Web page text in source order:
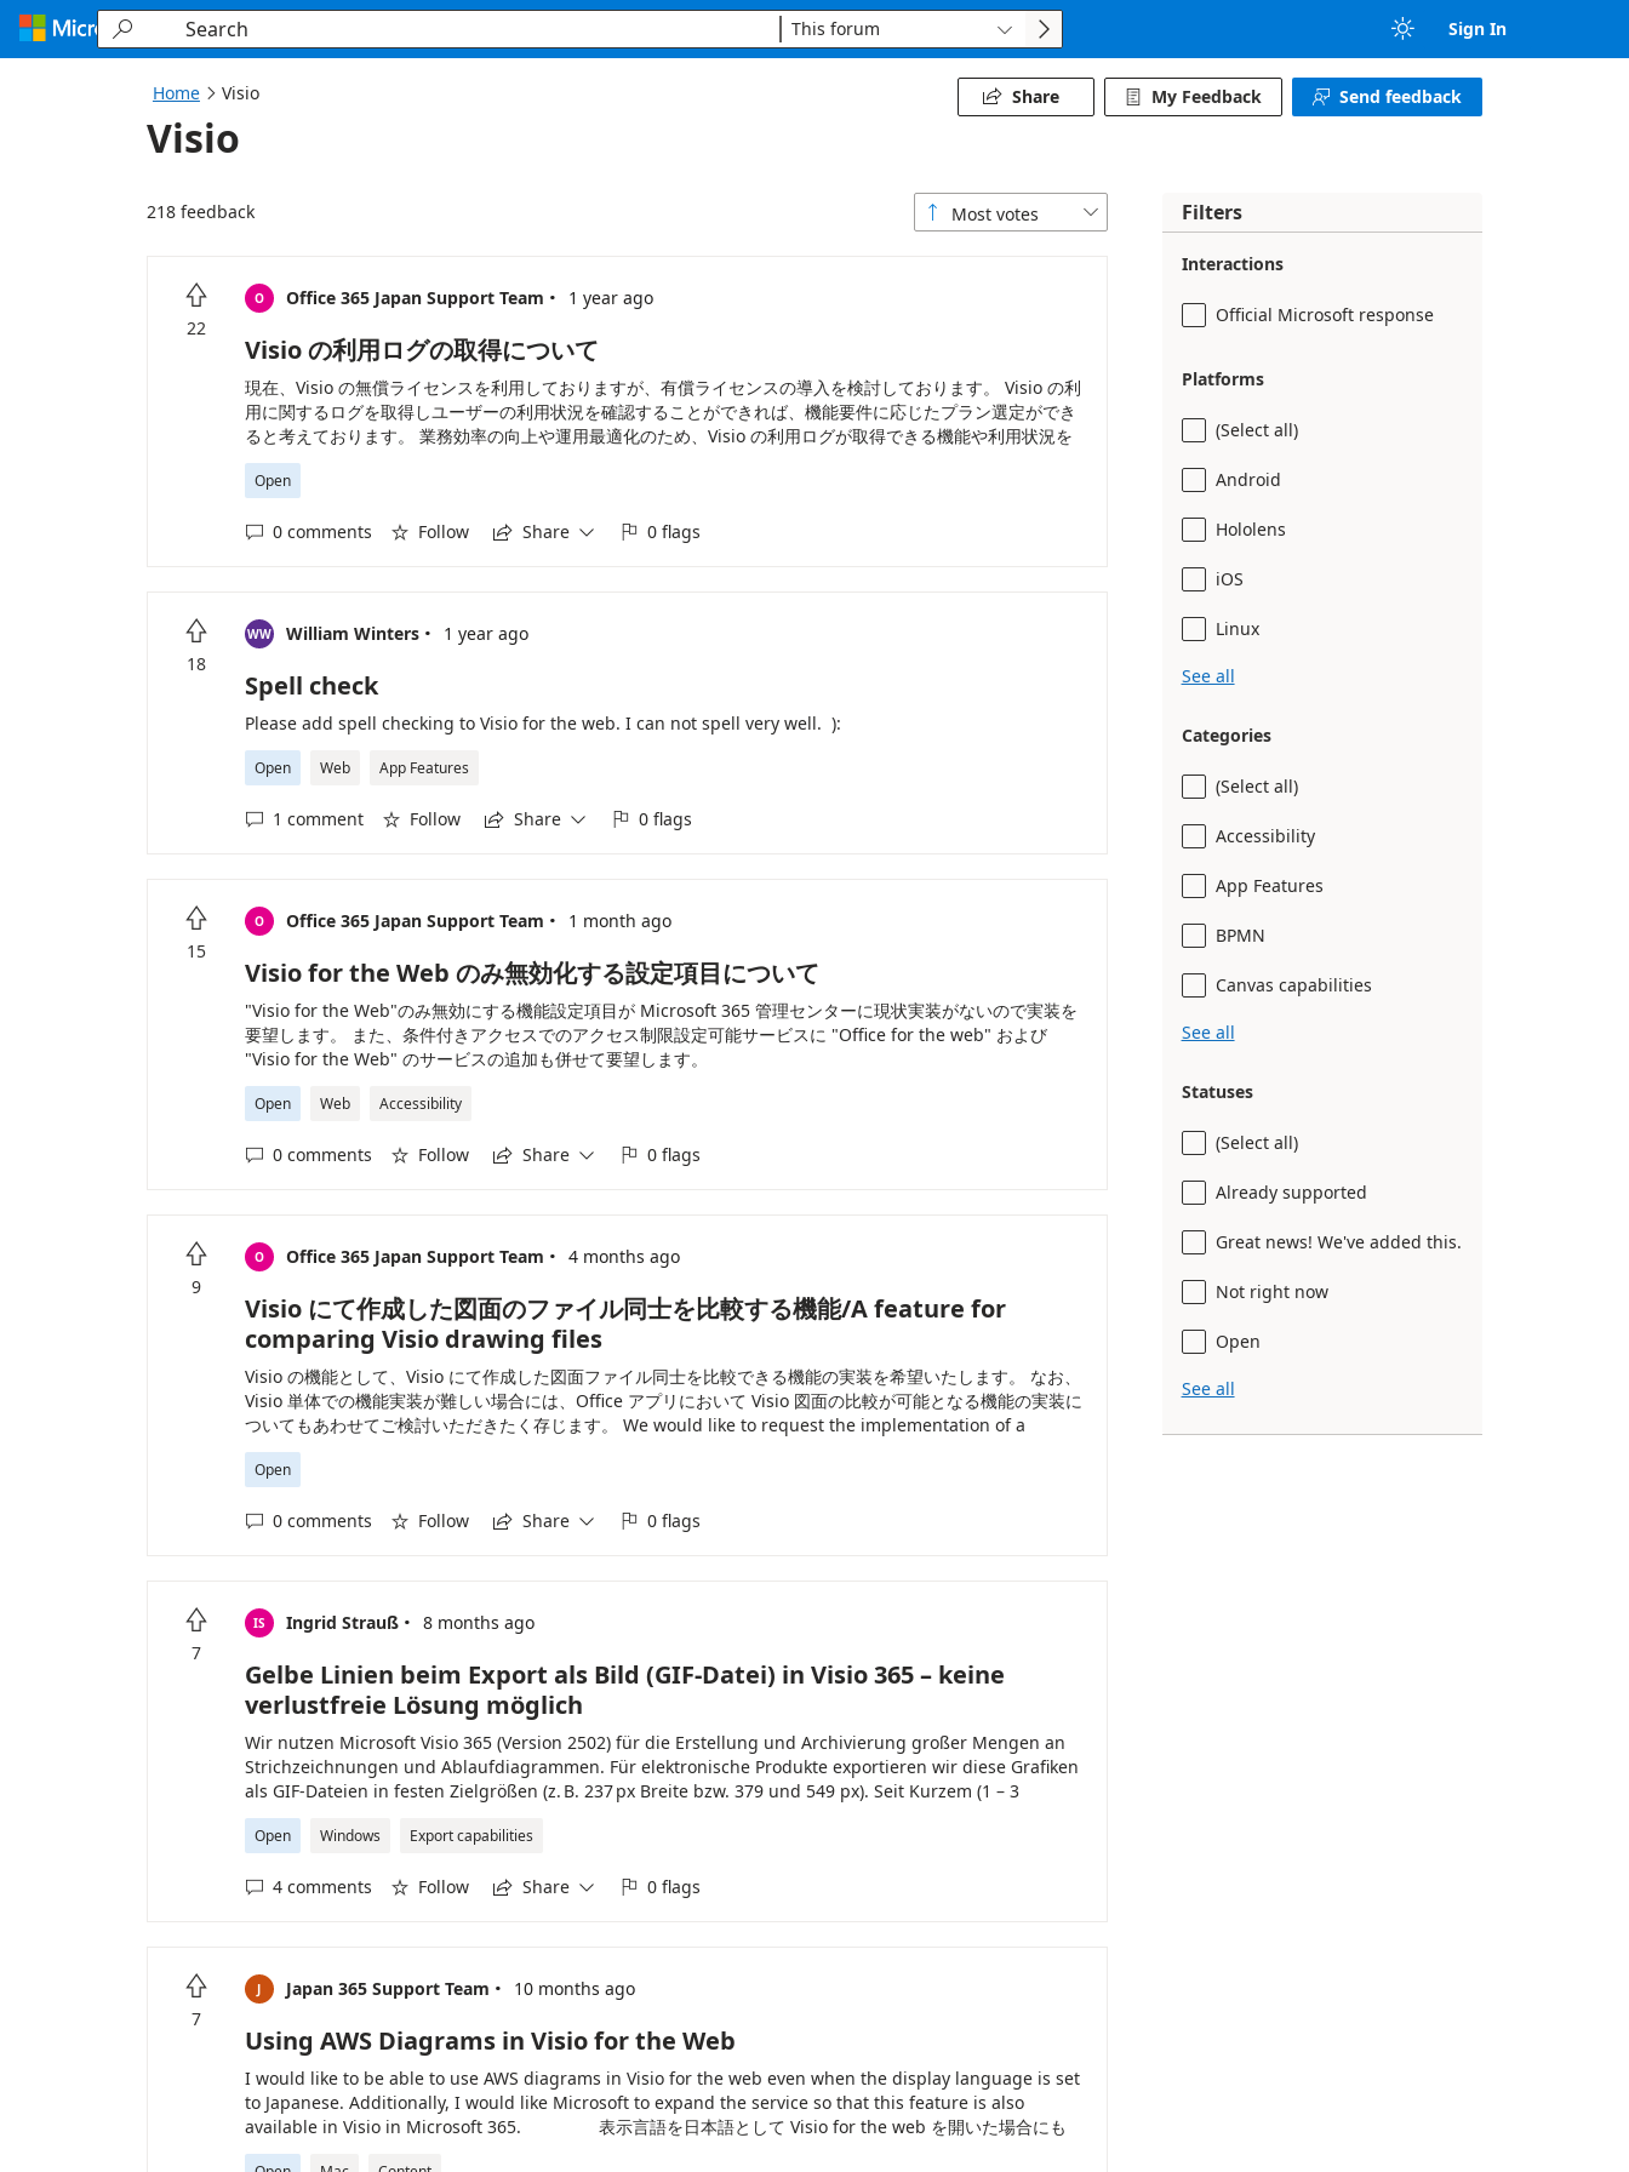
Loading...
 This forum    Sign In
Home  Visio  Share  My Feedback  Send feedback
Visio
218 feedback  Most votes 

22
O Office 365 Japan Support Team · 1 year ago
Visio の利用ログの取得について
現在、Visio の無償ライセンスを利用しておりますが、有償ライセンスの導入を検討しております。 Visio の利
用に関するログを取得しユーザーの利用状況を確認することができれば、機能要件に応じたプラン選定ができ
ると考えております。 業務効率の向上や運用最適化のため、Visio の利用ログが取得できる機能や利用状況を
確認できる機能の実装を希望いたします。
Open
 0 comments  Follow  Share   0 flags

18
WW William Winters · 1 year ago
Spell check
Please add spell checking to Visio for the web. I can not spell very well. ):
Open Web App Features
 1 comment  Follow  Share   0 flags

15
O Office 365 Japan Support Team · 1 month ago
Visio for the Web のみ無効化する設定項目について
"Visio for the Web"のみ無効にする機能設定項目が Microsoft 365 管理センターに現状実装がないので実装を
要望します。 また、条件付きアクセスでのアクセス制限設定可能サービスに "Office for the web" および
"Visio for the Web" のサービスの追加も併せて要望します。
Open Web Accessibility
 0 comments  Follow  Share   0 flags

9
O Office 365 Japan Support Team · 4 months ago
Visio にて作成した図面のファイル同士を比較する機能/A feature for
comparing Visio drawing files
Visio の機能として、Visio にて作成した図面ファイル同士を比較できる機能の実装を希望いたします。 なお、
Visio 単体での機能実装が難しい場合には、Office アプリにおいて Visio 図面の比較が可能となる機能の実装に
ついてもあわせてご検討いただきたく存じます。 We would like to request the implementation of a
feature in Visio that allows users to compare diagram files created in Visio. If implementing this
feature within Visio alone proves difficult, we would also appreciate your consideration of
Open
 0 comments  Follow  Share   0 flags

7
IS Ingrid Strauß · 8 months ago
Gelbe Linien beim Export als Bild (GIF-Datei) in Visio 365 – keine
verlustfreie Lösung möglich
Wir nutzen Microsoft Visio 365 (Version 2502) für die Erstellung und Archivierung großer Mengen an
Strichzeichnungen und Ablaufdiagrammen. Für elektronische Produkte exportieren wir diese Grafiken
als GIF-Dateien in festen Zielgrößen (z. B. 237 px Breite bzw. 379 und 549 px). Seit Kurzem (1 – 3
Monaten) treten beim Export unerwünschte gelbe Streifen am rechten Rand verschiedener Elemente
auf (v.a. bei Rechtecken, diese können auch im Hintergrund liegen). Das Problem betrifft mehrere
bisheriger Workflow: - Diagramme und Bilder werden in Visio mit festen Breiten angelegt (z. B. 80 mm,
Nachbearbeitung. Aktuelles Verhalten: - Gelber Rand (senkrecht) erscheint rechts an Objekten,
obwohl Gelb in unseren Zeichnungen nicht verwendet wird. - Fehler tritt bei vielen, aber nicht allen
Abbildungen auf. Getestete Lösungsansätze (alle unbefriedigend): 1. Linienfarbe auf Weiß setzen →
Entfernt gelbe Linie nur in Einzelfällen und bei Ablaufdiagrammen, zusätzlicher manueller Aufwand.
2. Objekt breiter bzw. an rechten Rand ziehen → Funktioniert manchmal, erfordert Layoutänderungen.
3. Export mit hohem Faktor (z. B. 500 × 500 Pixel „Auflösung“) → Gelber Rand verschwindet, aber Datei
ist viel zu groß (z. B. 984 px statt 237 px breit). Nachträgliche Verkleinerung führt zu Qualitätsverlust: •
Linien werden dünner, Schrift unscharf, Farben können sich verändern. • Uneinheitliches Gesamtbild,
Open Windows Export capabilities
 4 comments  Follow  Share   0 flags

7
J Japan 365 Support Team · 10 months ago
Using AWS Diagrams in Visio for the Web
I would like to be able to use AWS diagrams in Visio for the web even when the display language is set
to Japanese. Additionally, I would like Microsoft to expand the service so that this feature is also
available in Visio in Microsoft 365. 表示言語を日本語として Visio for the web を開いた場合にも
AWS ダイアグラムを利用できるようにしてほしい。 また、Visio in Microsoft 365 上でも当該機能を利用でき
Filters
Interactions
Official Microsoft response
Platforms
(Select all)
Android
Hololens
iOS
Linux
See all
Categories
(Select all)
Accessibility
App Features
BPMN
Canvas capabilities
See all
Statuses
(Select all)
Already supported
Great news! We've added this.
Not right now
Open
See all